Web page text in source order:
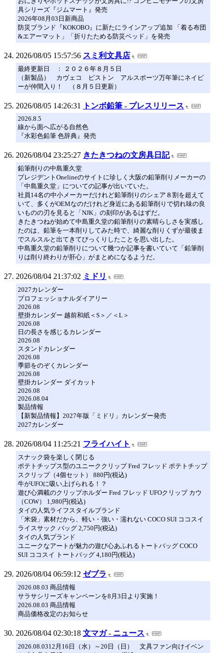
具シリーズ『ジムマート』発売
2026年08月03日新商品
防災ブランド『KOKOBO』に新たにラインアップ追加 「着る布団
&エアーマット」「折りたためる防災ベッド」を発売
2026/08/05 15:57:56 スミ利文具店
最終更新日 ： ２０２６年８月５日
（新製品） カヴェコ ピストン アルスポーツ万年筆にネイビ
ーが仲間入り！ （８月５日更新）
2026/08/05 14:26:31 トンボ鉛筆 - プレスリリース
2026.8.5
線から面へ広がる自然色
『水彩色鉛筆 色辞典』発売
2026/08/04 23:25:27 きたきつねの文房具日記
鉛筆削りの中島重久堂
プレジデントOnelineのサイトに珍しく大阪の鉛筆削りメーカーの
「中島重久堂」についての記事が出いていた。
社員14名の中小メーカーだけれど鉛筆削りのシェア８割を超えて
いて、多くがOEMなのだけれど身近にある鉛筆削りで切れ味の良
いものの刃を見ると「NJK」の刻印があるはずだ。
きたきつねが始めて中島重久堂の鉛筆削りの素晴らしさを実感し
たのは、鉛筆を一本削りしてみた時で、綺麗な削りくずが最後ま
でスルスルと出てきてびっくりしたことを思い出した。
中島重久堂の鉛筆削りについて幾つか記事を書いていて「鉛筆削
りは削り終わりが肝心」がまとめになるようだ。
2026/08/04 21:37:02 ミドリ
2027カレンダー
プロフェッショナルダイアリー
2026.08
壁掛カレンダー 越前和紙＜S＞／＜L＞
2026.08
日の長さを感じるカレンダー
2026.08
スタンドカレンダー
2026.08
季節をのぞくカレンダー
2026.08
壁掛カレンダー ダイカット
2026.08
2026.08.04
製品情報
【新製品情報】2027年版「ミドリ」カレンダー発売
2027カレンダー
2026/08/04 11:25:21 フライハイト
スナック袋を楽しく閉じる
ポテトチップス型のユニーククリップ Fred フレッド ポテトチップ
スクリップ（4個セット） 880円(税込)
牛がUFOに吸い上げられる！？
遊び心満載のクリップホルダー Fred フレッド UFOクリップ カウ
（COW） 1,980円(税込)
タイの人気ライフスタイルブランド
「米袋」素材だから、軽い・強い・濡れない COCO SUI ココスイ
ライスサック バッグ 2,750円(税込)
タイの人気ブランド
ユニークなアートが魅力の遊び心あふれるトートバッグ COCO
SUI ココスイ トートバッグ 4,180円(税込)
2026/08/04 06:59:12 ゼブラ
2026.08.03 商品情報
サラサシリーズキャンペーンを8月3日より実施！
2026.08.03 商品情報
商品価格改定のお知らせ
2026/08/04 02:30:18 文マガ - ニュース
2026.08.0312月16日（水）～20日（日） 文具ファン向けイベン